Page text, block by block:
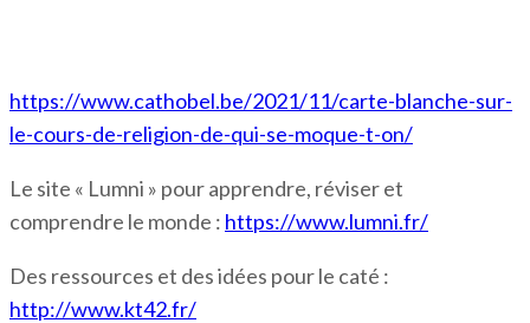
https://www.cathobel.be/2021/11/carte-blanche-sur-
le-cours-de-religion-de-qui-se-moque-t-on/
Le site « Lumni » pour apprendre, réviser et
comprendre le monde : https://www.lumni.fr/
Des ressources et des idées pour le caté :
http://www.kt42.fr/